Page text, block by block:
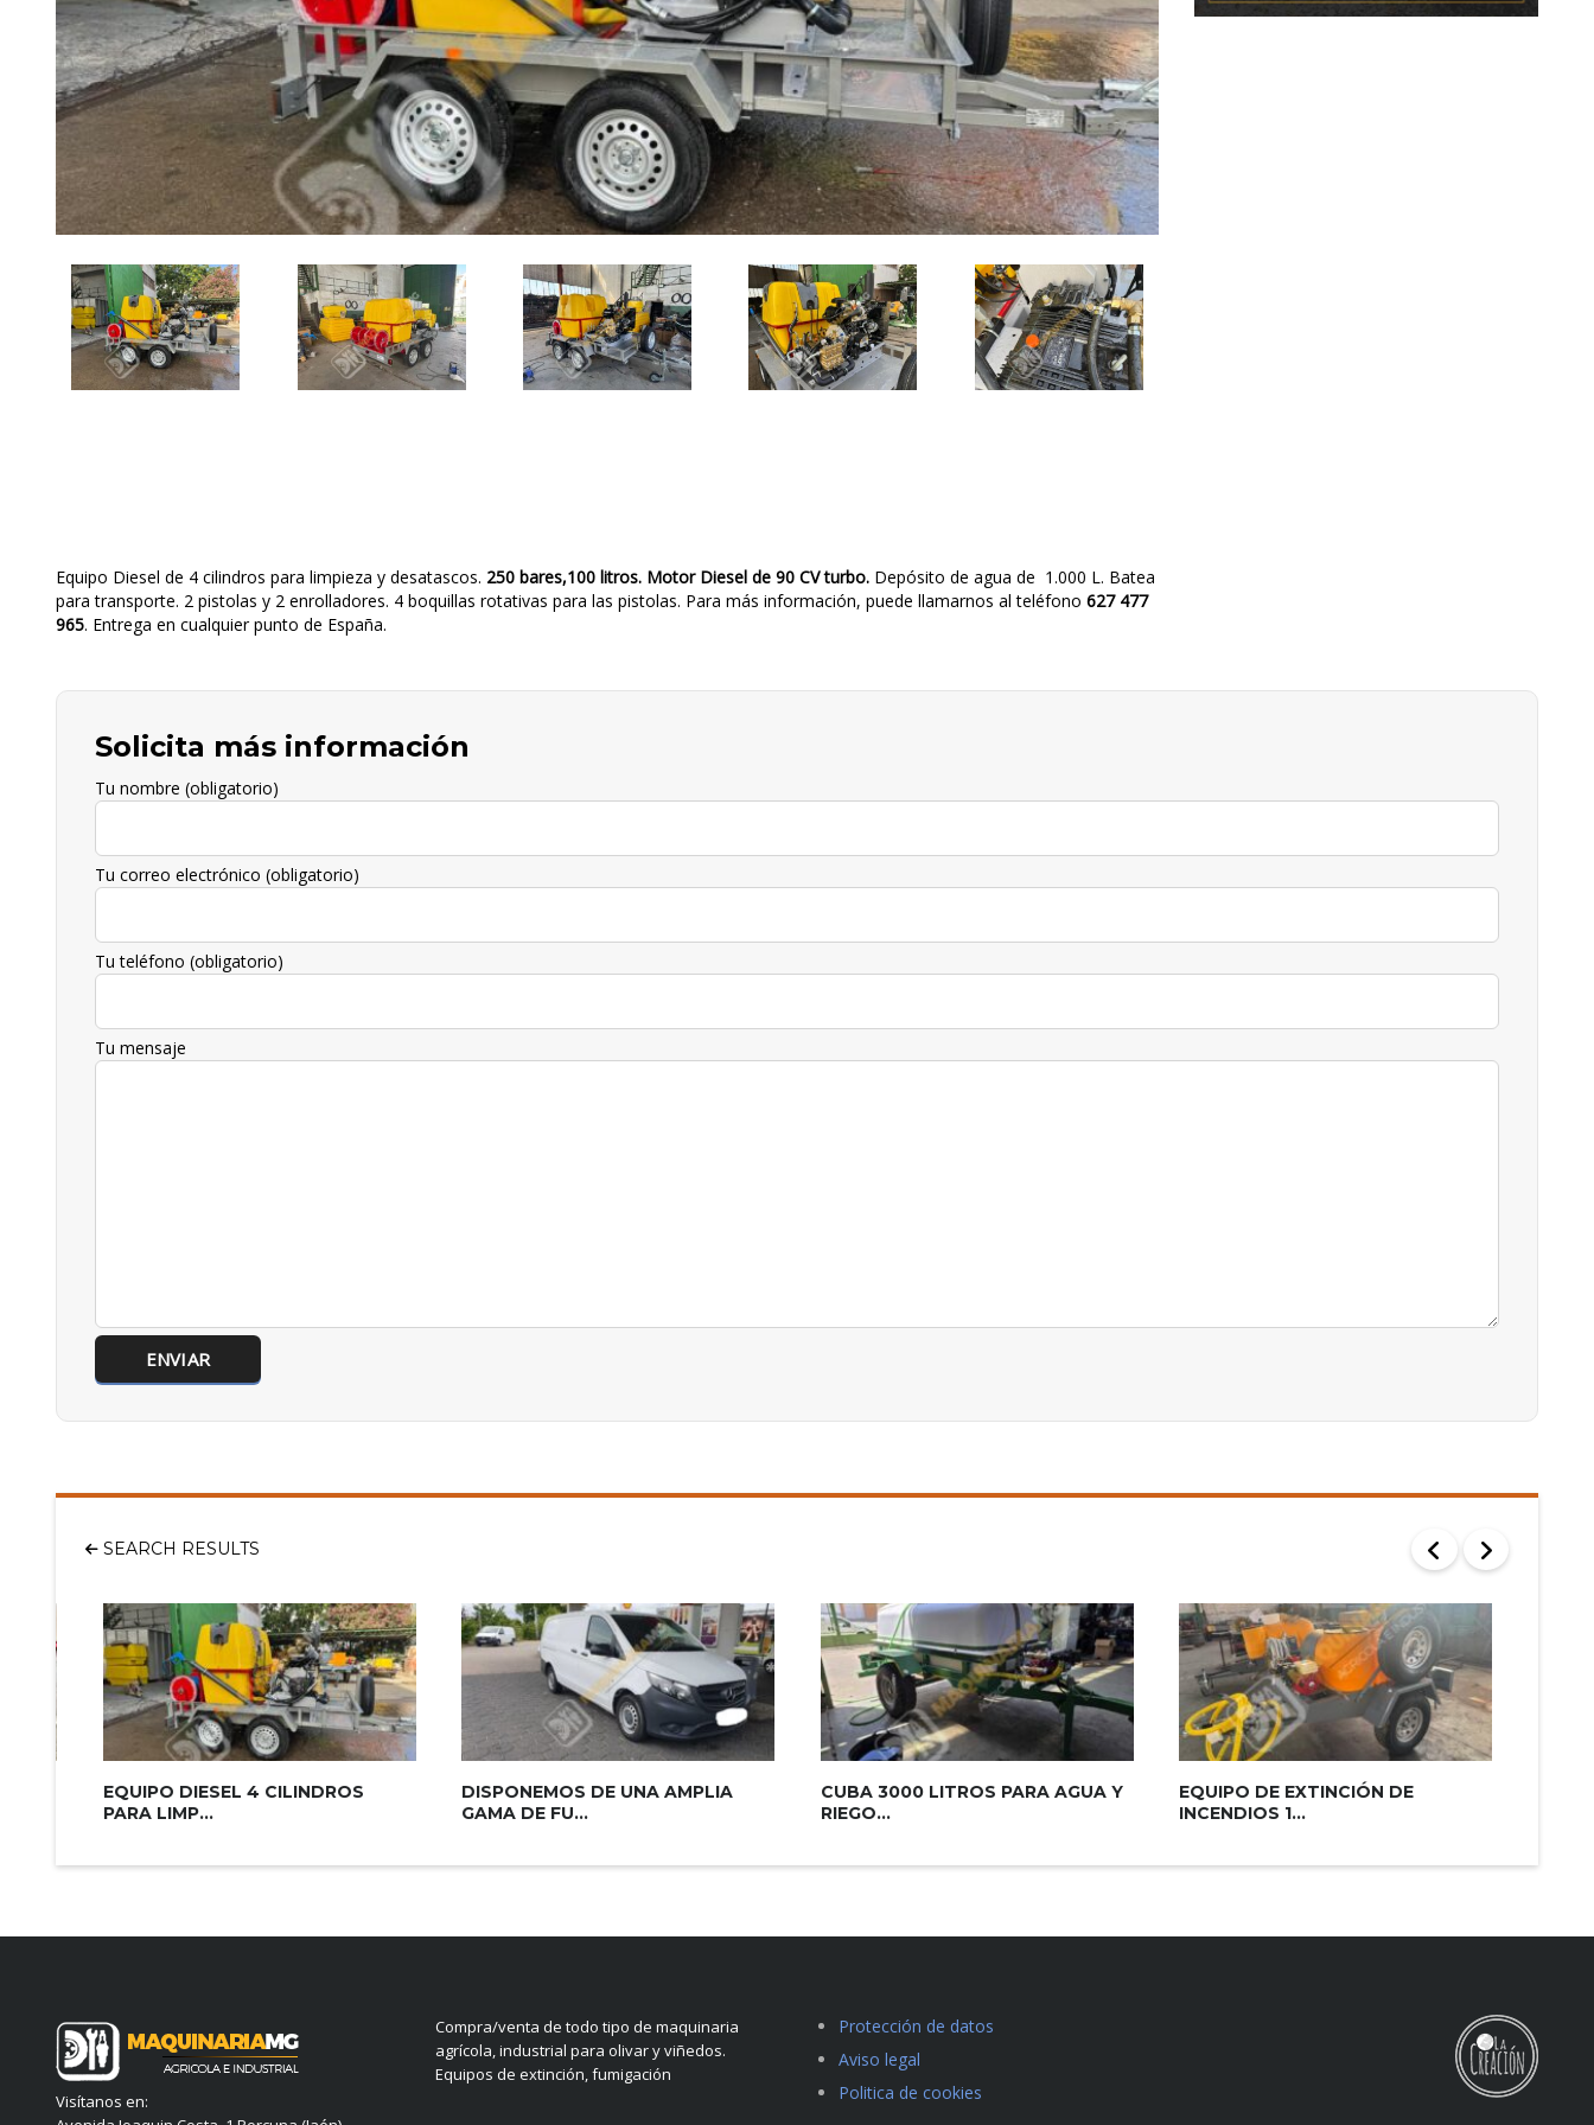
Equipo Diesel de 4 cilindros para limpieza y desatascos. 250 bares,100 litros. Motor Diesel de 90 CV turbo. Depósito de agua de 1.000 L. Batea
para transporte. 2 pistolas y 2 enrolladores. 4 boquillas rotativas para las pistolas. Para más información, puede llamarnos al teléfono 627 477
965. Entrega en cualquier punto de España.
Solicita más información
Tu nombre (obligatorio)
Tu correo electrónico (obligatorio)
Tu teléfono (obligatorio)
Tu mensaje
SEARCH RESULTS
EQUIPO DIESEL 4 CILINDROS
PARA LIMP...
DISPONEMOS DE UNA AMPLIA
GAMA DE FU...
CUBA 3000 LITROS PARA AGUA Y
RIEGO...
EQUIPO DE EXTINCIÓN DE
INCENDIOS 1...
Visítanos en:
Compra/venta de todo tipo de maquinaria
agrícola, industrial para olivar y viñedos.
Equipos de extinción, fumigación
Protección de datos
Aviso legal
Politica de cookies